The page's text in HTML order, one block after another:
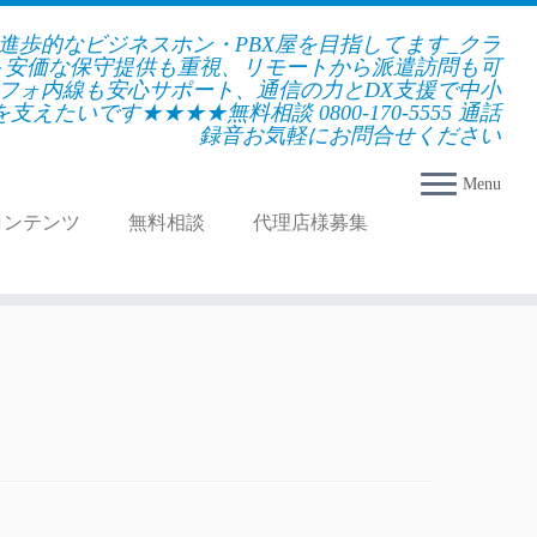
歩的なビジネスホン・PBX屋を目指してます_クラ
安価な保守提供も重視、リモートから派遣訪問も可
ォ内線も安心サポート、通信の力とDX支援で中小
支えたいです★★★★無料相談 0800-170-5555 通話
録音お気軽にお問合せください
Menu
テンツ 無料相談
代理店様募集